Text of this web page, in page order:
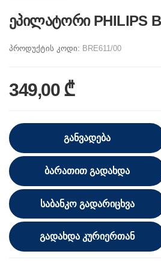
ეპილატორი PHILIPS
პროდუქტის კოდი: BRE611/00
349,00 ₾
ᲒᲐᲜᲕᲐᲓᲔᲑᲐ
ᲑᲐᲠᲐᲗᲘᲗ ᲒᲐᲓᲐᲮᲓᲐ
ᲡᲐᲑᲐᲜᲙᲝ ᲒᲐᲓᲐᲠᲘᲪᲮᲕᲐ
ᲒᲐᲓᲐᲮᲓᲐ ᲙᲣᲠᲘᲔᲠᲗᲐᲜ